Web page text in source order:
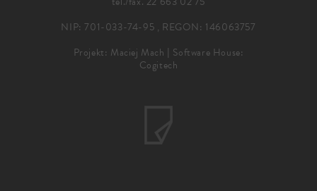
NIP: 701-033-74-95 , REGON: 146063757
Projekt: Maciej Mach | Software House:
Cogitech